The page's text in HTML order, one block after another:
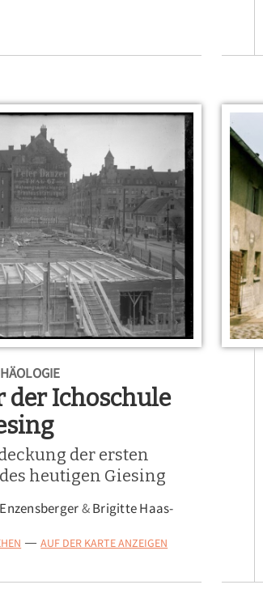
unter
der Ichoschule
der ersten
heutigen Giesing
&Brigitte Haas-
— AUF DER KARTE ANZEIGEN